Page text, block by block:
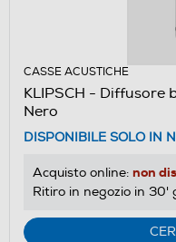
CASSE ACUSTICHE
KLIPSCH - Diffusore
Nero
DISPONIBILE SOLO IN
Acquisto online: non
Ritiro in negozio in 30'